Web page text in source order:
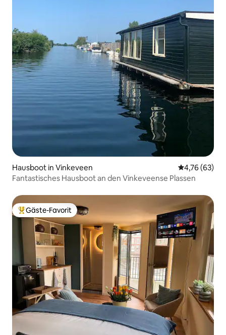
Hausboot in Vinkeveen
4,76 (63)
Fantastisches Hausboot an den Vinkeveense Plassen
Beliebter Gäste-Favorit.
Gäste-Favorit